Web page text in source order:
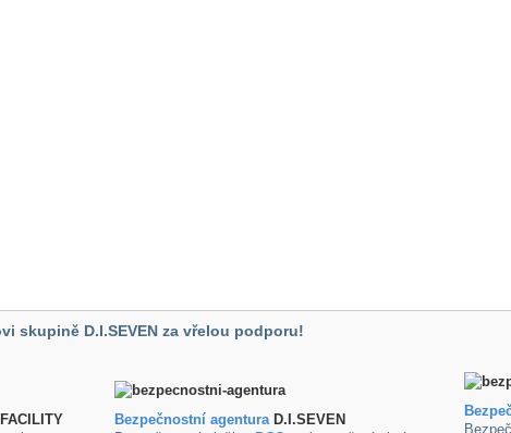
skupině D.I.SEVEN za vřelou podporu!
Bezpečnostní agenturaD.I.SEVEN